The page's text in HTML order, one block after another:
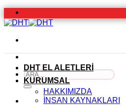
İçeriğe
atla
Ara:
DHT EL ALETLERİ
KURUMSAL
HAKKIMIZDA
İNSAN KAYNAKLARI